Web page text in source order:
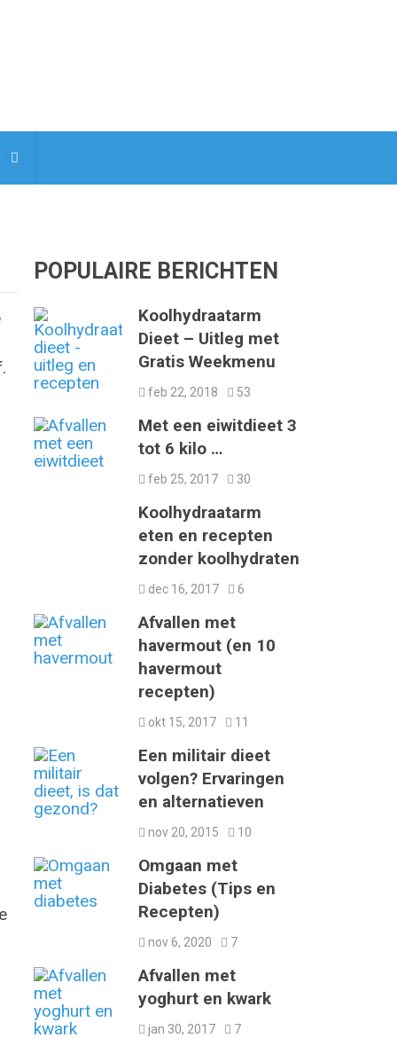
POPULAIRE BERICHTEN
Koolhydraatarm
Dieet – Uitleg met
Gratis Weekmenu
feb 22, 2018 53
Met een eiwitdieet 3
tot 6 kilo …
feb 25, 2017 30
Koolhydraatarm
eten en recepten
zonder koolhydraten
dec 16, 2017 6
Afvallen met
havermout (en 10
havermout
recepten)
okt 15, 2017 11
Een militair dieet
volgen? Ervaringen
en alternatieven
nov 20, 2015 10
Omgaan met
Diabetes (Tips en
Recepten)
nov 6, 2020 7
Afvallen met
yoghurt en kwark
jan 30, 2017 7